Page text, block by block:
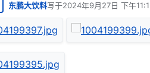
东鹏大饮料写于2024年9月27日 下午
最后由 编辑